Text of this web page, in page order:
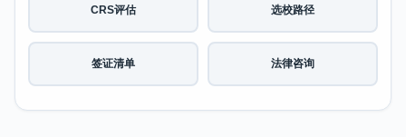
CRS评估 选校路径
签证清单 法律咨询